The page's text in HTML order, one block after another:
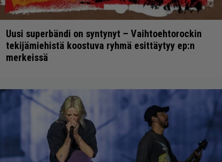
Uusi superbändi on syntynyt – Vaihtoehtorockin
tekijämiehistä koostuva ryhmä esittäytyy ep:n
merkeissä